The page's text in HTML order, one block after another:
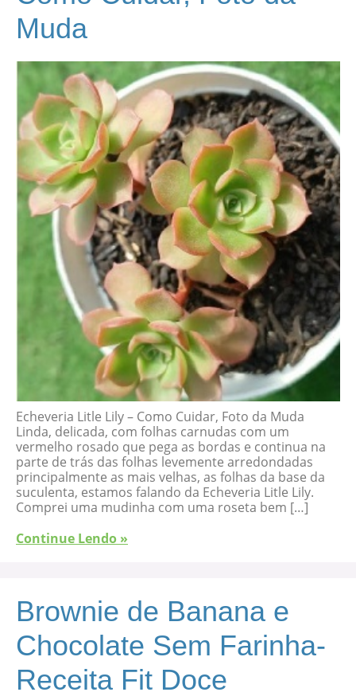
Muda
Echeveria Litle Lily – Como Cuidar, Foto da Muda
Linda, delicada, com folhas carnudas com um
vermelho rosado que pega as bordas e continua na
parte de trás das folhas levemente arredondadas
principalmente as mais velhas, as folhas da base da
suculenta, estamos falando da Echeveria Litle Lily.
Comprei uma mudinha com uma roseta bem […]
Continue Lendo »
Brownie de Banana e
Chocolate Sem Farinha-
Receita Fit Doce